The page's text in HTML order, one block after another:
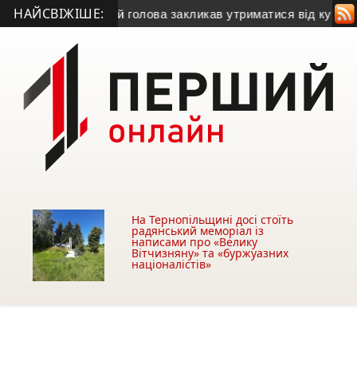
НАЙСВІЖІШЕ:
газу • Міський голова закликав утриматися від купівлі
На Тернопільщині досі стоїть
радянський меморіал із
написами про «Велику
Вітчизняну» та «буржуазних
націоналістів»